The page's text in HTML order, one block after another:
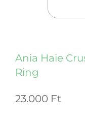
Ania Haie
Ring
23.000 Ft